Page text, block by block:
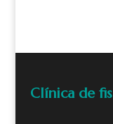
Clínica de